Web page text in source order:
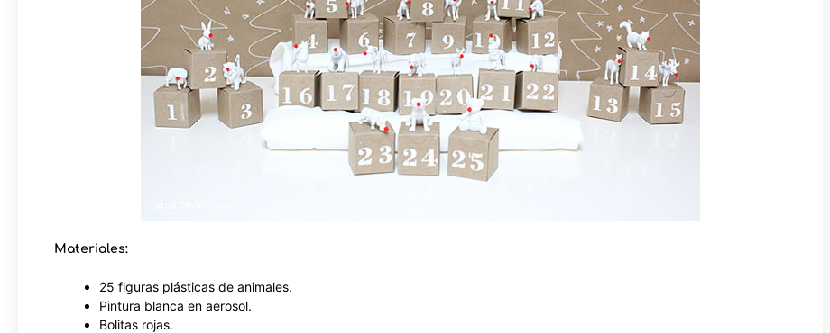
Materiales:
25 figuras plásticas de animales.
Pintura blanca en aerosol.
Bolitas rojas.